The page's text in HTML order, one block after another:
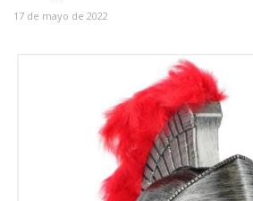
17 de mayo de 2022